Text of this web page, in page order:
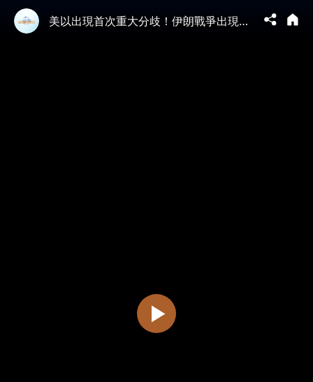
美以出現首次重大分歧！伊朗戰爭出現拐點，戰爭很快結束？ ！ #真觀點 #真飛